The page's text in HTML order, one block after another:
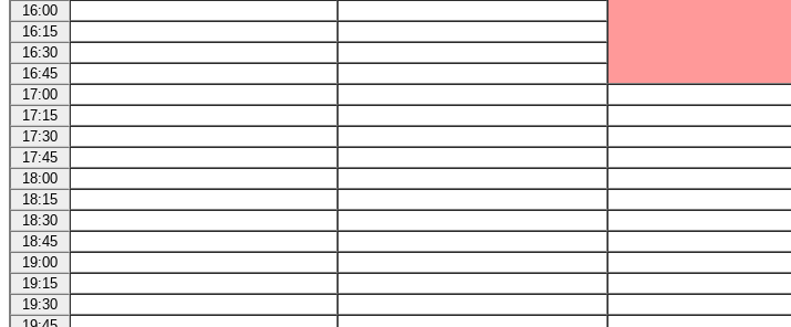
16:00
16:15
16:30
16:45
17:00
17:15
17:30
17:45
18:00
18:15
18:30
18:45
19:00
19:15
19:30